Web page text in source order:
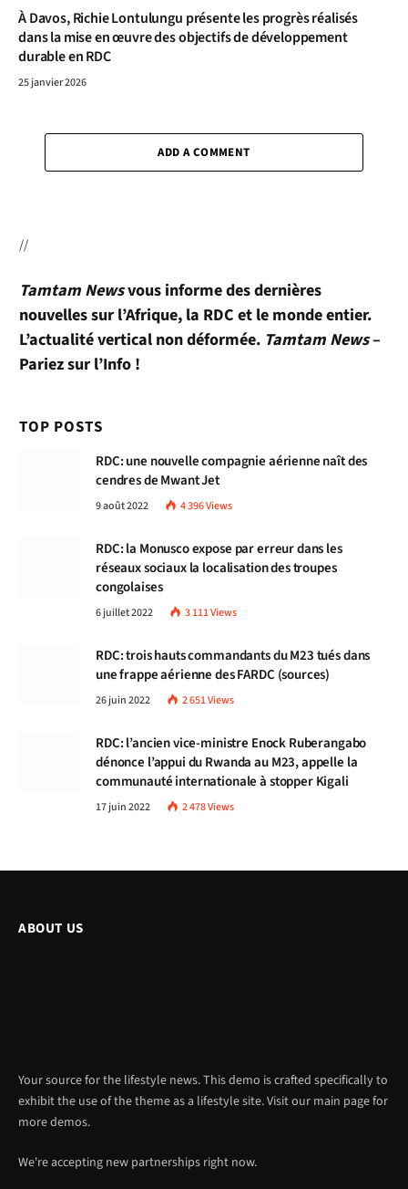
À Davos, Richie Lontulungu présente les progrès réalisés
dans la mise en œuvre des objectifs de développement
durable en RDC
25 janvier 2026
ADD A COMMENT
//
Tamtam Newsvous informe des dernières
nouvelles sur l’Afrique, la RDC et le monde entier.
L’actualité vertical non déformée. Tamtam News–
Pariez sur l’Info !
TOP POSTS
RDC: une nouvelle compagnie aérienne naît des
cendres de Mwant Jet
9 août 2022 4 396Views
RDC: la Monusco expose par erreur dans les
réseaux sociaux la localisation des troupes
congolaises
6 juillet 2022 3 111Views
RDC: trois hauts commandants du M23 tués dans
une frappe aérienne des FARDC (sources)
26 juin 2022 2 651Views
RDC: l’ancien vice-ministre Enock Ruberangabo
dénonce l’appui du Rwanda au M23, appelle la
communauté internationale à stopper Kigali
17 juin 2022 2 478Views
ABOUT US
Your source for the lifestyle news. This demo is crafted specifically to
exhibit the use of the theme as a lifestyle site. Visit our main page for
more demos.
We're accepting new partnerships right now.